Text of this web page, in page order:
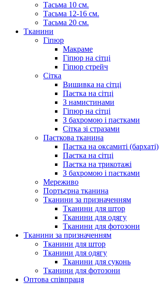
Тасьма 10 см.
Тасьма 12-16 см.
Тасьма 20 см.
Тканини
Гіпюр
Макраме
Гіпюр на сітці
Гіпюр стрейч
Сітка
Вишивка на сітці
Паєтка на сітці
З намистинами
Гіпюр на сітці
З бахромою і паєтками
Сітка зі стразами
Паєткова тканина
Паєтка на оксамиті (бархаті)
Паєтка на сітці
Паєтка на трикотажі
З бахромою і паєтками
Мереживо
Портьєрна тканина
Тканини за призначенням
Тканини для штор
Тканини для одягу
Тканини для фотозони
Тканини за призначенням
Тканини для штор
Тканини для одягу
Тканини для суконь
Тканини для фотозони
Оптова співпраця